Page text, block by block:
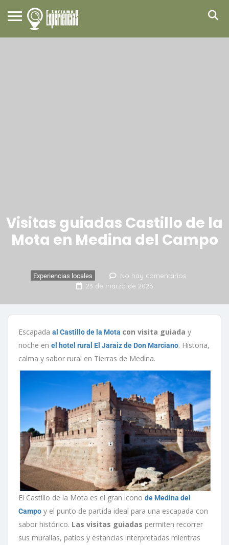
Visitas guiadas Castillo de la
Mota en Medina del Campo
Experiencias locales
No hay comentarios
23 de marzo de 2026
Escapada al Castillo de la Mota con visita guiada y
noche en el hotel rural El Jaraiz de Don Marciano. Historia,
calma y sabor rural en Tierras de Medina.
El Castillo de la Mota es el gran icono de Medina del
Campo y el punto de partida ideal para una escapada con
sabor histórico. Las visitas guiadas permiten recorrer
sus murallas, patios y estancias interpretadas mientras